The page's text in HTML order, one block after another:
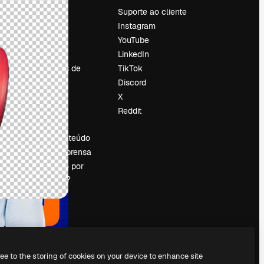
Preços
Sobre nós
Reviews
Emprego
Tendências de
pesquisa
Blog
Eventos
Slidesgo
Vender conteúdo
Sala de imprensa
Procurando por
magnific.ai?
Suporte ao cliente
Instagram
YouTube
LinkedIn
TikTok
Discord
X
Reddit
to the storing of cookies on your device to enhance site